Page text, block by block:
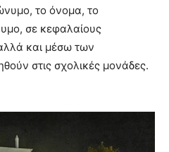
το όνομα, το
σε κεφαλαίους
και μέσω των
στις σχολικές μονάδες.